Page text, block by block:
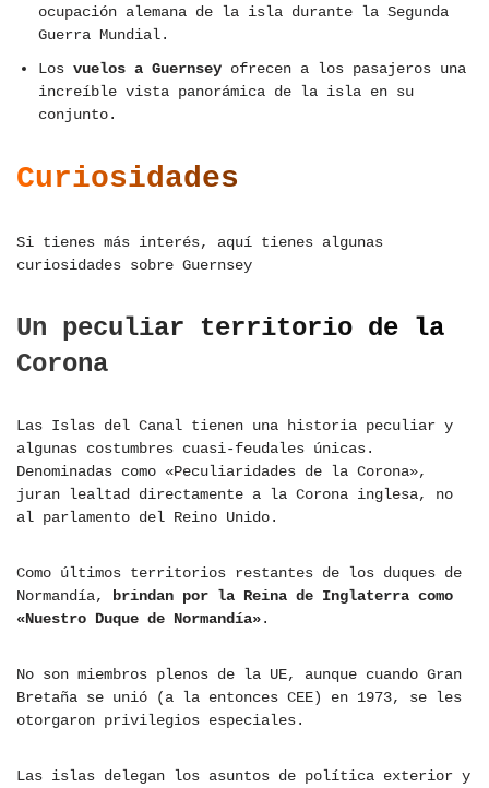
ocupación alemana de la isla durante la Segunda
Guerra Mundial.
Los vuelos a Guernsey ofrecen a los pasajeros una
increíble vista panorámica de la isla en su
conjunto.
Curiosidades
Si tienes más interés, aquí tienes algunas
curiosidades sobre Guernsey
Un peculiar territorio de la
Corona
Las Islas del Canal tienen una historia peculiar y
algunas costumbres cuasi-feudales únicas.
Denominadas como «Peculiaridades de la Corona»,
juran lealtad directamente a la Corona inglesa, no
al parlamento del Reino Unido.
Como últimos territorios restantes de los duques de
Normandía, brindan por la Reina de Inglaterra como
«Nuestro Duque de Normandía».
No son miembros plenos de la UE, aunque cuando Gran
Bretaña se unió (a la entonces CEE) en 1973, se les
otorgaron privilegios especiales.
Las islas delegan los asuntos de política exterior y